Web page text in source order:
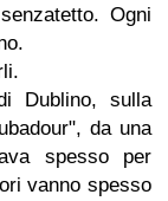
Ogni
Dublino, sulla
da una
spesso per
vanno spesso